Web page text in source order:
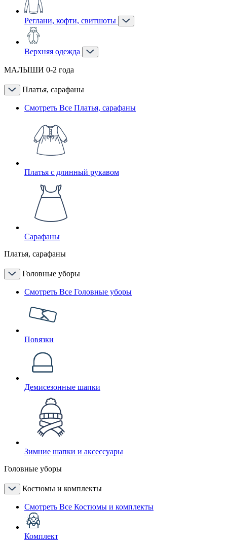
Реглани, кофти, свитшоты
Верхняя одежда
МАЛЫШИ 0-2 года
Платья, сарафаны
Смотреть Все Платья, сарафаны
Платья с длинный рукавом
Сарафаны
Платья, сарафаны
Головные уборы
Смотреть Все Головные уборы
Повязки
Демисезонные шапки
Зимние шапки и аксессуары
Головные уборы
Костюмы и комплекты
Смотреть Все Костюмы и комплекты
Комплект